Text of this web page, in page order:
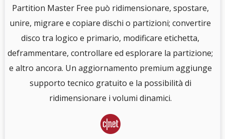
Partition Master Free può ridimensionare, spostare,
unire, migrare e copiare dischi o partizioni; convertire
disco tra logico e primario, modificare etichetta,
deframmentare, controllare ed esplorare la partizione;
e altro ancora. Un aggiornamento premium aggiunge
supporto tecnico gratuito e la possibilità di
ridimensionare i volumi dinamici.
